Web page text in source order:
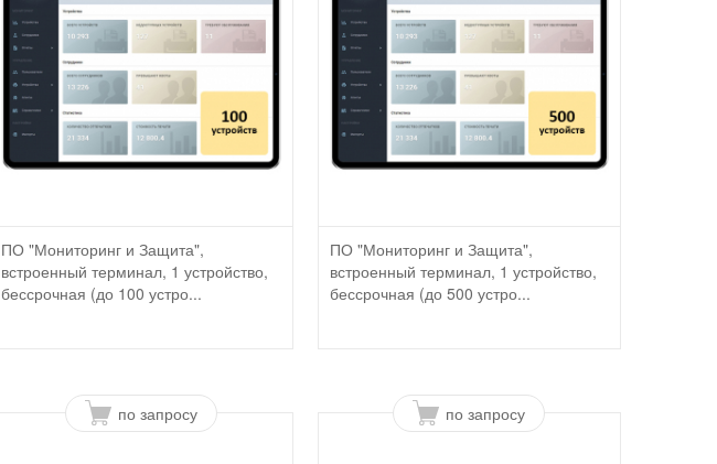
ПО "Мониторинг и Защита",
встроенный терминал, 1 устройство,
бессрочная (до 100 устро...
ПО "Мониторинг и Защита",
встроенный терминал, 1 устройство,
бессрочная (до 500 устро...
по запросу по запросу